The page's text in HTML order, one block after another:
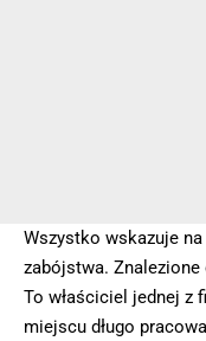
Wszystko wskazuje
zabójstwa. Znalezione
To właściciel jednej z
miejscu długo